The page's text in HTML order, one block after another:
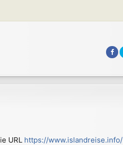
URL https://www.islandreise.info/